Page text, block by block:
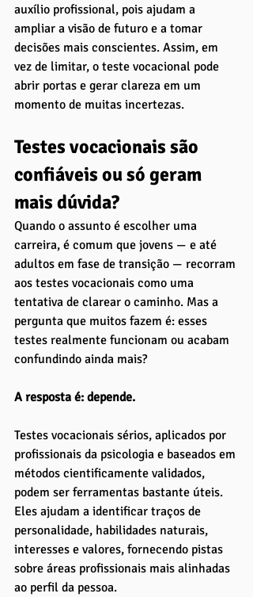
auxílio profissional, pois ajudam a
ampliar a visão de futuro e a tomar
decisões mais conscientes. Assim, em
vez de limitar, o teste vocacional pode
abrir portas e gerar clareza em um
momento de muitas incertezas.
Testes vocacionais são
confiáveis ou só geram
mais dúvida?
Quando o assunto é escolher uma
carreira, é comum que jovens — e até
adultos em fase de transição — recorram
aos testes vocacionais como uma
tentativa de clarear o caminho. Mas a
pergunta que muitos fazem é: esses
testes realmente funcionam ou acabam
confundindo ainda mais?
A resposta é: depende.
Testes vocacionais sérios, aplicados por
profissionais da psicologia e baseados em
métodos cientificamente validados,
podem ser ferramentas bastante úteis.
Eles ajudam a identificar traços de
personalidade, habilidades naturais,
interesses e valores, fornecendo pistas
sobre áreas profissionais mais alinhadas
ao perfil da pessoa.